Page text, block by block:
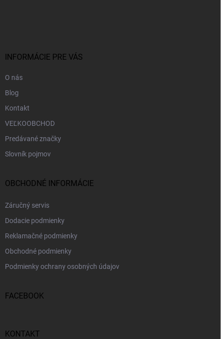
INFORMÁCIE PRE VÁS
O nás
Blog
Kontakt
VEĽKOOBCHOD
Predávané značky
Slovník pojmov
OBCHODNÉ INFORMÁCIE
Záručný servis
Dodacie podmienky
Reklamačné podmienky
Obchodné podmienky
Podmienky ochrany osobných údajov
FACEBOOK
KONTAKT